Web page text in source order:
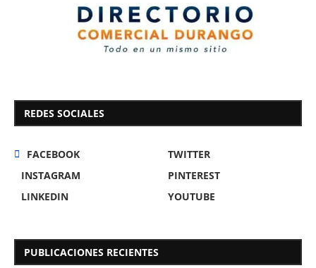
REDES SOCIALES
FACEBOOK
TWITTER
INSTAGRAM
PINTEREST
LINKEDIN
YOUTUBE
PUBLICACIONES RECIENTES